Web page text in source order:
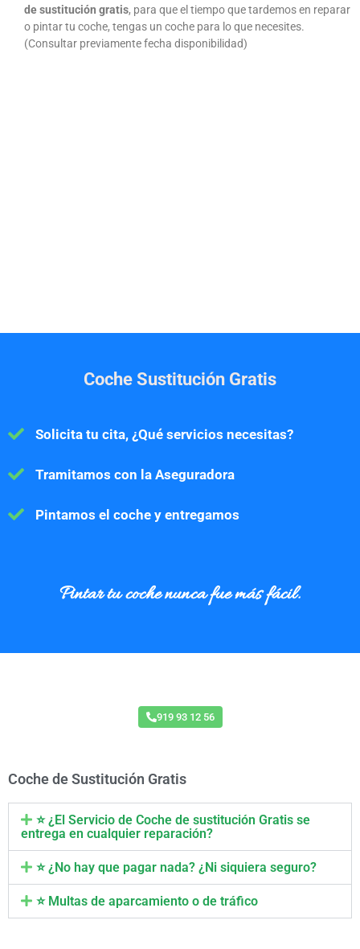
de sustitución gratis, para que el tiempo que tardemos en reparar
o pintar tu coche, tengas un coche para lo que necesites.
(Consultar previamente fecha disponibilidad)
Coche Sustitución Gratis
Solicita tu cita, ¿Qué servicios necesitas?
Tramitamos con la Aseguradora
Pintamos el coche y entregamos
Pintartu coche nunca fue más fácil.
919 93 12 56
Coche de Sustitución Gratis
⭐ ¿El Servicio de Coche de sustitución Gratis se
entrega en cualquier reparación?
⭐ ¿No hay que pagar nada? ¿Ni siquiera seguro?
⭐ Multas de aparcamiento o de tráfico